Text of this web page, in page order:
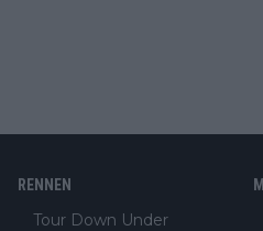
RENNEN
Tour Down Under